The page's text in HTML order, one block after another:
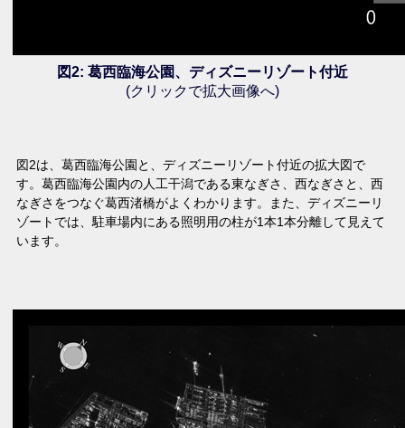
図2: 葛西臨海公園、ディズニーリゾート付近
(クリックで拡大画像へ)
図2は、葛西臨海公園と、ディズニーリゾート付近の拡大図で
す。葛西臨海公園内の人工干潟である東なぎさ、西なぎさと、西
なぎさをつなぐ葛西渚橋がよくわかります。また、ディズニーリ
ゾートでは、駐車場内にある照明用の柱が1本1本分離して見えて
います。